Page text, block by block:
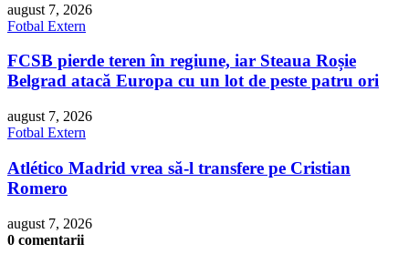
august 7, 2026
Fotbal Extern
FCSB pierde teren în regiune, iar Steaua Roșie
Belgrad atacă Europa cu un lot de peste patru ori
august 7, 2026
Fotbal Extern
Atlético Madrid vrea să-l transfere pe Cristian
Romero
august 7, 2026
0 comentarii